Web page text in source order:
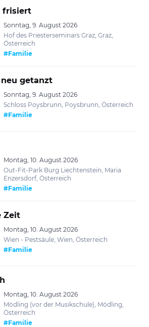
frisiert
Sonntag, 9. August 2026
Hof des Priesterseminars Graz, Graz,
Österreich
#Familie
getanzt
Sonntag, 9. August 2026
Schloss Poysbrunn, Poysbrunn, Österreich
#Familie
Montag, 10. August 2026
Out-Fit-Park Burg Liechtenstein, Maria
Enzersdorf, Österreich
#Familie
Zeit
Montag, 10. August 2026
Wien - Pestsäule, Wien, Österreich
#Familie
Montag, 10. August 2026
Mödling (vor der Musikschule), Mödling,
Österreich
#Familie